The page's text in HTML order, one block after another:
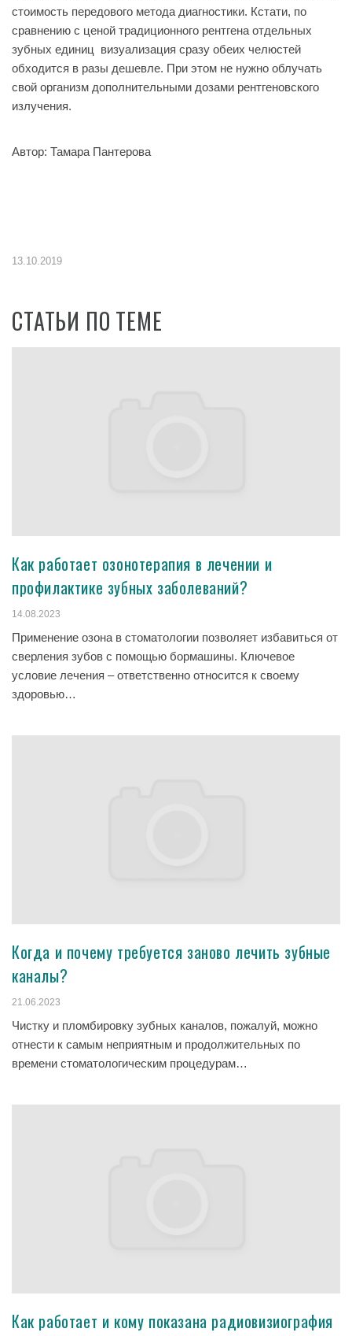
стоимость передового метода диагностики. Кстати, по
сравнению с ценой традиционного рентгена отдельных
зубных единиц визуализация сразу обеих челюстей
обходится в разы дешевле. При этом не нужно облучать
свой организм дополнительными дозами рентгеновского
излучения.
Автор: Тамара Пантерова
13.10.2019
СТАТЬИ ПО ТЕМЕ
Как работает озонотерапия в лечении и
профилактике зубных заболеваний?
14.08.2023
Применение озона в стоматологии позволяет избавиться от
сверления зубов с помощью бормашины. Ключевое
условие лечения – ответственно относится к своему
здоровью…
Когда и почему требуется заново лечить зубные
каналы?
21.06.2023
Чистку и пломбировку зубных каналов, пожалуй, можно
отнести к самым неприятным и продолжительных по
времени стоматологическим процедурам…
Как работает и кому показана радиовизиография